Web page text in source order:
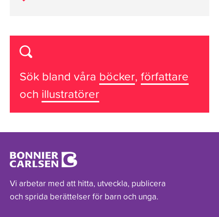
Sök bland våra böcker, författare
och illustratörer
Vi arbetar med att hitta, utveckla, publicera
och sprida berättelser för barn och unga.